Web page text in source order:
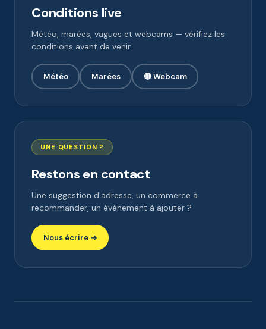
Conditions live
Météo, marées, vagues et webcams — vérifiez les
conditions avant de venir.
Météo Marées 🔴 Webcam
UNE QUESTION ?
Restons en contact
Une suggestion d'adresse, un commerce à
recommander, un évènement à ajouter ?
Nous écrire →